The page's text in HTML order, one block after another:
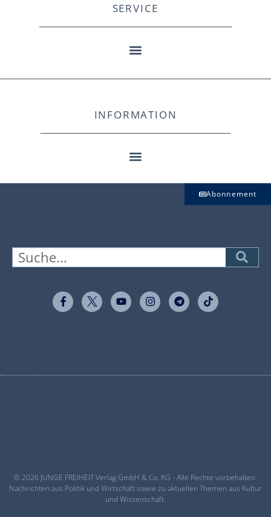
SERVICE
INFORMATION
Abonnement
© 2026 JUNGE FREIHEIT Verlag GmbH & Co. KG - Alle Rechte vorbehalten.
Nachrichten aus Politik und Wirtschaft sowie zu aktuellen Themen aus Kultur
und Wissenschaft.